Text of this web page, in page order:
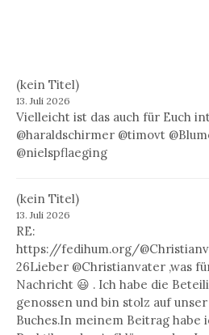
(kein Titel)
13. Juli 2026
Vielleicht ist das auch für Euch
@haraldschirmer @timovt
@nielspflaeging
(kein Titel)
13. Juli 2026
RE:
https://fedihum.org/
26Lieber @Christianvater ,was
Nachricht 😃 . Ich habe die
genossen und bin stolz auf
Buches.In meinem Beitrag habe